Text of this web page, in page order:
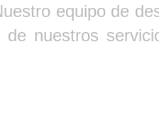
equipo de
de nuestros